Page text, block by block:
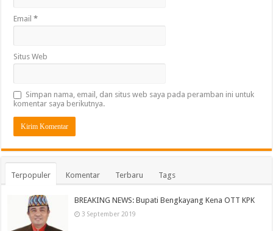
Email*
Situs Web
Simpan nama, email, dan situs web saya pada peramban ini untuk
komentar saya berikutnya.
Terpopuler Komentar Terbaru Tags
BREAKING NEWS: Bupati Bengkayang Kena OTT KPK
3 September 2019